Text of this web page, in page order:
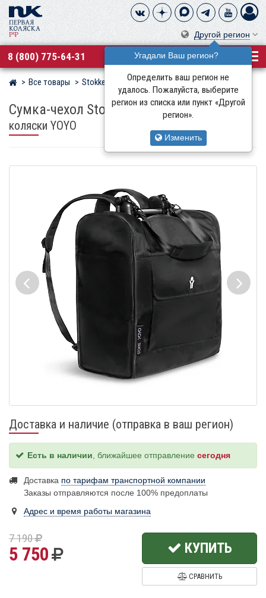
Другой регион
Угадали Ваш регион?
Определить ваш регион не
удалось. Пожалуйста, выберите
регион из списка или пункт «Другой
регион».
Изменить
8 (800) 775-64-31
Магазин детских колясок
Все товары Stokke
Сумка-чехол Stokkeдля транспортировки
коляски YOYO
Доставка и наличие (отправка в ваш регион)
Есть в наличии , ближайшее отправление сегодня
Доставка по тарифам транспортной компании
Заказы отправляются после 100% предоплаты
Адрес и время работы магазина
7 190
5 750 КУПИТЬ
СРАВНИТЬ